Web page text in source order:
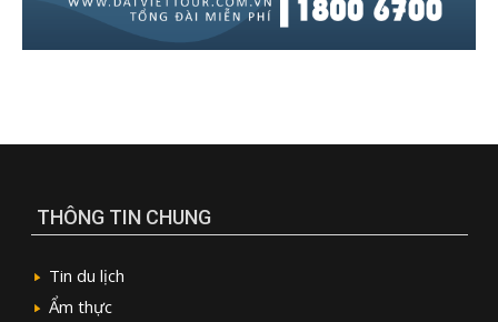
THÔNG TIN CHUNG
Tin du lịch
Ẩm thực